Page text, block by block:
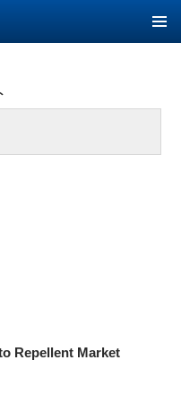
Repellent Market